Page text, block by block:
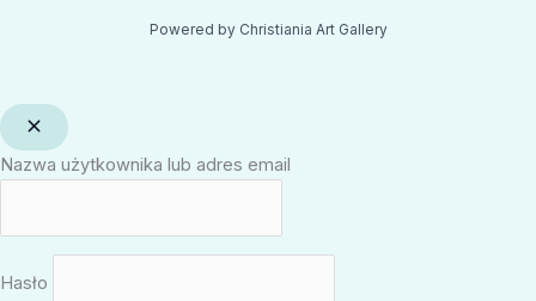
Powered by Christiania Art Gallery
Nazwa użytkownika lub adres email
Hasło